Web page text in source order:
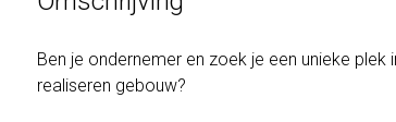
Ben je ondernemer en zoek je een unieke
realiseren gebouw?